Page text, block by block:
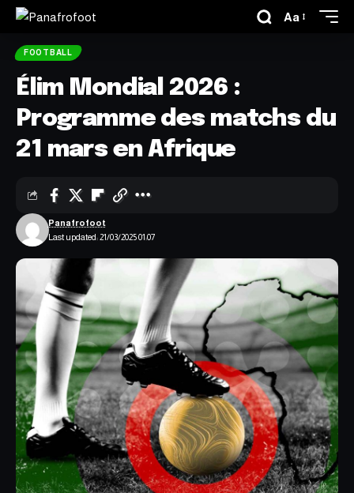
Aa
FOOTBALL
Élim Mondial 2026 :
Programme des matchs du
21 mars en Afrique
Last updated: 21/03/2025 01:07
Panafrofoot